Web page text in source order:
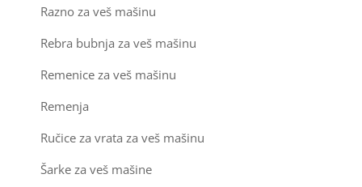
Razno za veš mašinu
Rebra bubnja za veš mašinu
Remenice za veš mašinu
Remenja
Ručice za vrata za veš mašinu
Šarke za veš mašine